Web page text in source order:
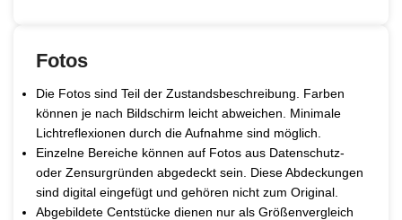
Fotos
Die Fotos sind Teil der Zustandsbeschreibung. Farben
können je nach Bildschirm leicht abweichen. Minimale
Lichtreflexionen durch die Aufnahme sind möglich.
Einzelne Bereiche können auf Fotos aus Datenschutz-
oder Zensurgründen abgedeckt sein. Diese Abdeckungen
sind digital eingefügt und gehören nicht zum Original.
Abgebildete Centstücke dienen nur als Größenvergleich